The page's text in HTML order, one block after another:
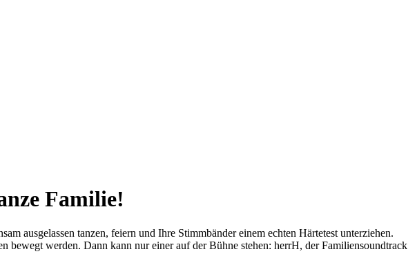
Familie!
ausgelassen tanzen, feiern und Ihre Stimmbänder einem echten Härtetest unterziehen.
werden. Dann kann nur einer auf der Bühne stehen: herrH, der Familiensoundtrack